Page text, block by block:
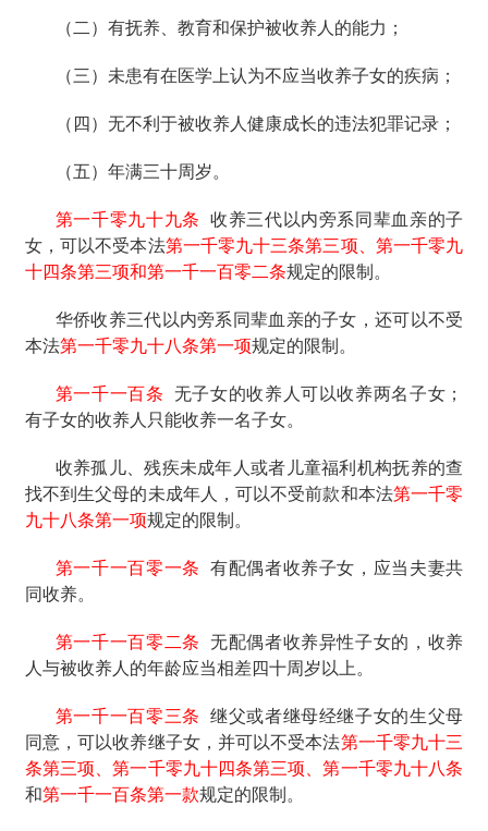
（二）有抚养、教育和保护被收养人的能力；
（三）未患有在医学上认为不应当收养子女的疾病；
（四）无不利于被收养人健康成长的违法犯罪记录；
（五）年满三十周岁。
第一千零九十九条
收养三代以内旁系同辈血亲的子
女，可以不受本法第一千零九十三条第三项、第一千零九
十四条第三项和第一千一百零二条规定的限制。
华侨收养三代以内旁系同辈血亲的子女，还可以不受
本法第一千零九十八条第一项规定的限制。
第一千一百条
无子女的收养人可以收养两名子女；
有子女的收养人只能收养一名子女。
收养孤儿、残疾未成年人或者儿童福利机构抚养的查
找不到生父母的未成年人，可以不受前款和本法第一千零
九十八条第一项规定的限制。
第一千一百零一条
有配偶者收养子女，应当夫妻共
同收养。
第一千一百零二条
无配偶者收养异性子女的，收养
人与被收养人的年龄应当相差四十周岁以上。
第一千一百零三条
继父或者继母经继子女的生父母
同意，可以收养继子女，并可以不受本法第一千零九十三
条第三项、第一千零九十四条第三项、第一千零九十八条
和第一千一百条第一款规定的限制。